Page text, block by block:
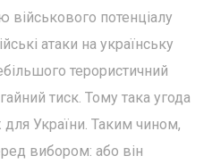
військового потенціалу
атаки на українську
терористичний
тиск. Тому така угода
України. Таким чином,
вибором: або він